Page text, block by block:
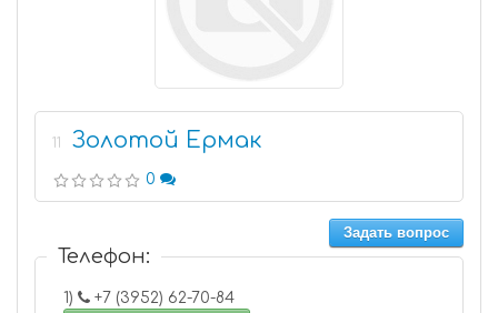
11 Золотой Ермак
0
Задать вопрос
Телефон:
1)
+7 (3952) 62-70-84